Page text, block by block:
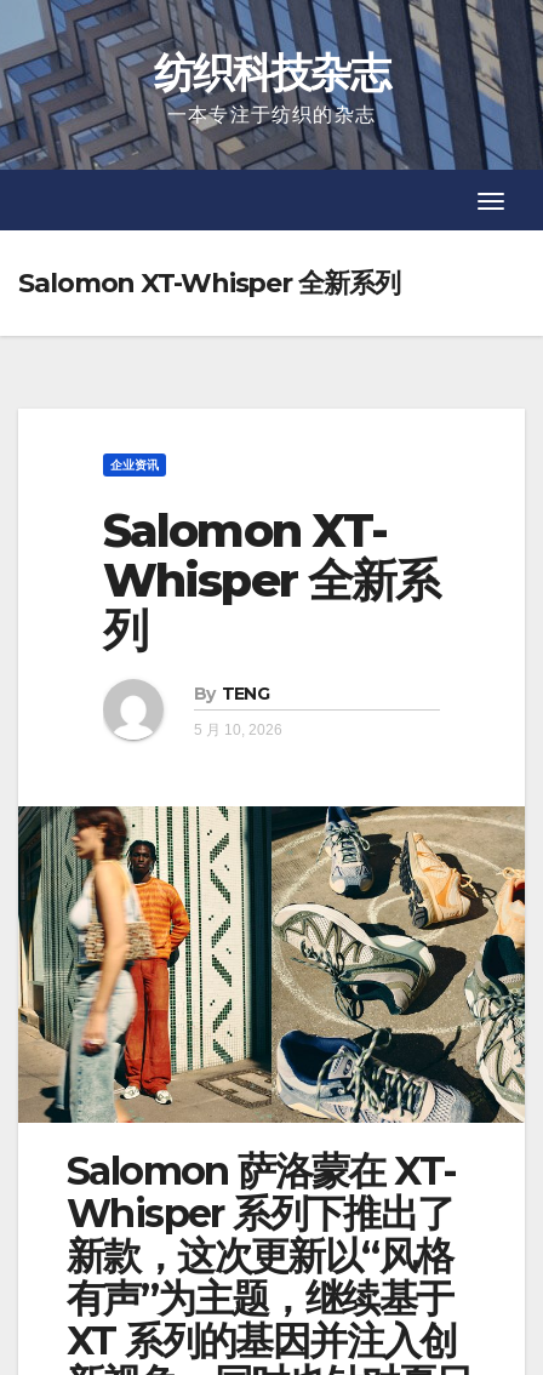
to
content
纺织科技杂志
一本专注于纺织的杂志
Salomon XT-Whisper 全新系列
企业资讯
Salomon XT-
Whisper 全新系
列
By TENG
5 月 10, 2026
Salomon 萨洛蒙在 XT-
Whisper 系列下推出了
新款，这次更新以“风格
有声”为主题，继续基于
XT 系列的基因并注入创